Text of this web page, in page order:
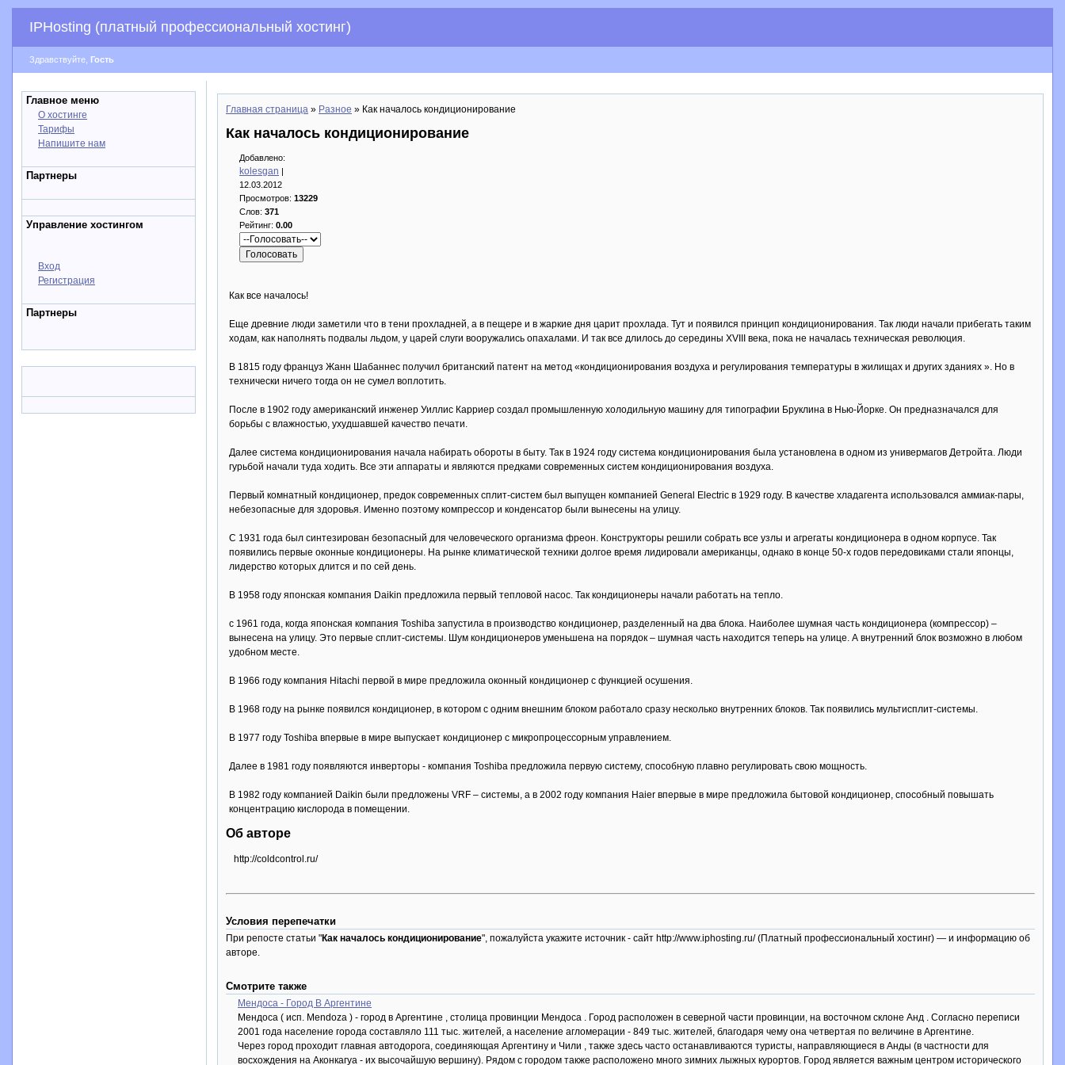
IPHosting (платный профессиональный хостинг)
Здравствуйте, Гость
Главное меню
О хостинге
Тарифы
Напишите нам
Партнеры
Управление хостингом
Вход
Регистрация
Партнеры
Главная страница » Разное » Как началось кондиционирование
Как началось кондиционирование
Добавлено:
kolesgan |
12.03.2012
Просмотров: 13229
Слов: 371
Рейтинг: 0.00
Как все началось!
Еще древние люди заметили что в тени прохладней, а в пещере и в жаркие дня царит прохлада. Тут и появился принцип кондиционирования. Так люди начали прибегать таким
ходам, как наполнять подвалы льдом, у царей слуги вооружались опахалами. И так все длилось до середины XVIII века, пока не началась техническая революция.
В 1815 году француз Жанн Шабаннес получил британский патент на метод «кондиционирования воздуха и регулирования температуры в жилищах и других зданиях ». Но в
технически ничего тогда он не сумел воплотить.
После в 1902 году американский инженер Уиллис Карриер создал промышленную холодильную машину для типографии Бруклина в Нью-Йорке. Он предназначался для
борьбы с влажностью, ухудшавшей качество печати.
Далее система кондиционирования начала набирать обороты в быту. Так в 1924 году система кондиционирования была установлена в одном из универмагов Детройта. Люди
гурьбой начали туда ходить. Все эти аппараты и являются предками современных систем кондиционирования воздуха.
Первый комнатный кондиционер, предок современных сплит-систем был выпущен компанией General Electric в 1929 году. В качестве хладагента использовался аммиак-пары,
небезопасные для здоровья. Именно поэтому компрессор и конденсатор были вынесены на улицу.
С 1931 года был синтезирован безопасный для человеческого организма фреон. Конструкторы решили собрать все узлы и агрегаты кондиционера в одном корпусе. Так
появились первые оконные кондиционеры. На рынке климатической техники долгое время лидировали американцы, однако в конце 50-х годов передовиками стали японцы,
лидерство которых длится и по сей день.
В 1958 году японская компания Daikin предложила первый тепловой насос. Так кондиционеры начали работать на тепло.
с 1961 года, когда японская компания Toshiba запустила в производство кондиционер, разделенный на два блока. Наиболее шумная часть кондиционера (компрессор) –
вынесена на улицу. Это первые сплит-системы. Шум кондиционеров уменьшена на порядок – шумная часть находится теперь на улице. А внутренний блок возможно в любом
удобном месте.
В 1966 году компания Hitachi первой в мире предложила оконный кондиционер с функцией осушения.
В 1968 году на рынке появился кондиционер, в котором с одним внешним блоком работало сразу несколько внутренних блоков. Так появились мультисплит-системы.
В 1977 году Toshiba впервые в мире выпускает кондиционер с микропроцессорным управлением.
Далее в 1981 году появляются инверторы - компания Toshiba предложила первую систему, способную плавно регулировать свою мощность.
В 1982 году компанией Daikin были предложены VRF – системы, а в 2002 году компания Haier впервые в мире предложила бытовой кондиционер, способный повышать
концентрацию кислорода в помещении.
Об авторе
http://coldcontrol.ru/
Условия перепечатки
При репосте статьи "Как началось кондиционирование", пожалуйста укажите источник - сайт http://www.iphosting.ru/ (Платный профессиональный хостинг) — и информацию об
авторе.
Смотрите также
Мендоса - Город В Аргентине
Мендоса ( исп. Mendoza ) - город в Аргентине , столица провинции Мендоса . Город расположен в северной части провинции, на восточном склоне Анд . Согласно переписи
2001 года население города составляло 111 тыс. жителей, а население агломерации - 849 тыс. жителей, благодаря чему она четвертая по величине в Аргентине.
Через город проходит главная автодорога, соединяющая Аргентину и Чили , также здесь часто останавливаются туристы, направляющиеся в Анды (в частности для
восхождения на Аконкагуа - их высочайшую вершину). Рядом с городом также расположено много зимних лыжных курортов. Город является важным центром исторического